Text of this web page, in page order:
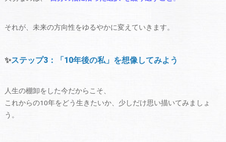
それが、未来の方向性をゆるやかに変えていきます。
✨ステップ3：「10年後の私」を想像してみよう
人生の棚卸をした今だからこそ、
これからの10年をどう生きたいか、少しだけ思い描いてみましょ
う。